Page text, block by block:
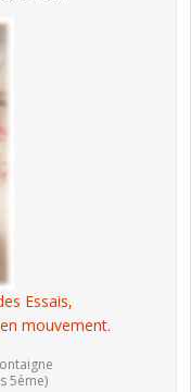
Essais,
mouvement.
5ème)